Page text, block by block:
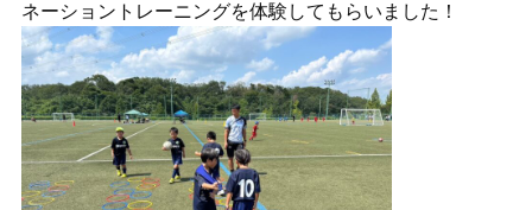
ネーショントレーニングを体験してもらいました！